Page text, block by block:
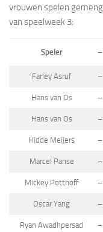
vrouwen spelen
van speelweek 3:
Speler –
Farley Asruf –
Hans van Os –
Hans van Os –
Hidde Meijers –
Marcel Panse –
Mickey Potthoff –
Oscar Yang –
Ryan Awadhpersad –